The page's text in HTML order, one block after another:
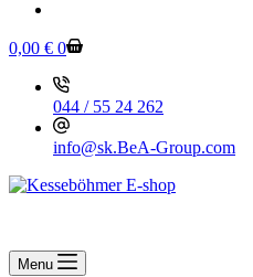
0,00 € 0
044 / 55 24 262
info@sk.BeA-Group.com
Menu